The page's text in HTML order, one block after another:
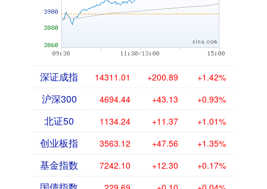
深证成指 14311.01 +200.89 +1.42%
沪深300 4694.44 +43.13 +0.93%
北证50 1134.24 +11.37 +1.01%
创业板指 3563.12 +47.56 +1.35%
基金指数 7242.10 +12.30 +0.17%